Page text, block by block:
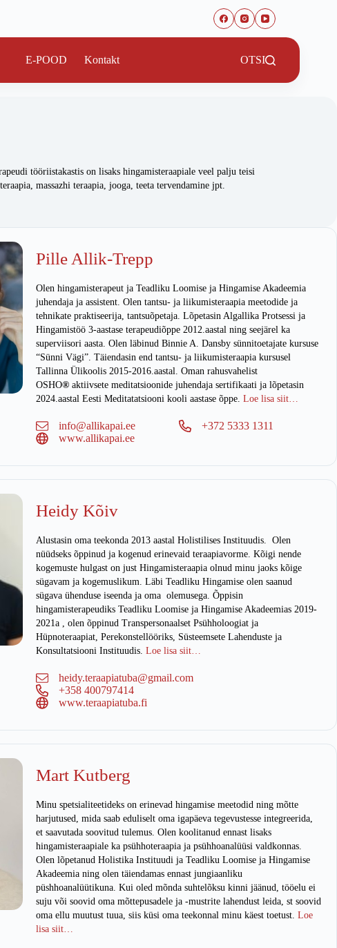
E-POOD Kontakt OTSI
tööriistakastis on lisaks hingamisteraapiale veel palju teisi
massazhi teraapia, jooga, teeta tervendamine jpt.
Pille Allik-Trepp
Olen hingamisterapeut ja Teadliku Loomise ja Hingamise Akadeemia
juhendaja ja assistent. Olen tantsu- ja liikumisteraapia meetodide ja
tehnikate praktiseerija, tantsuõpetaja. Lõpetasin Algallika Protsessi ja
Hingamistöö 3-aastase terapeudiõppe 2012.aastal ning seejärel ka
superviisori aasta. Olen läbinud Binnie A. Dansby sünnitoetajate kursuse
“Sünni Vägi”. Täiendasin end tantsu- ja liikumisteraapia kursusel
Tallinna Ülikoolis 2015-2016.aastal. Oman rahusvahelist
OSHO®aktiivsete meditatsioonide juhendaja sertifikaati ja lõpetasin
2024.aastal Eesti Meditatatsiooni kooli aastase õppe. Loe lisa siit…
info@allikapai.ee
+372 5333 1311
www.allikapai.ee
Heidy Kõiv
Alustasin oma teekonda 2013 aastal Holistilises Instituudis. Olen
nüüdseks õppinud ja kogenud erinevaid teraapiavorme. Kõigi nende
kogemuste hulgast on just Hingamisteraapia olnud minu jaoks kõige
sügavam ja kogemuslikum. Läbi Teadliku Hingamise olen saanud
sügava ühenduse iseenda ja oma olemusega. Õppisin
hingamisterapeudiks Teadliku Loomise ja Hingamise Akadeemias 2019-
2021a , olen õppinud Transpersonaalset Psühholoogiat ja
Hüpnoteraapiat, Perekonstellööriks, Süsteemsete Lahenduste ja
Konsultatsiooni Instituudis. Loe lisa siit…
heidy.teraapiatuba@gmail.com
+358 400797414
www.teraapiatuba.fi
Mart Kutberg
Minu spetsialiteetideks on erinevad hingamise meetodid ning mõtte
harjutused, mida saab eduliselt oma igapäeva tegevustesse integreerida,
et saavutada soovitud tulemus. Olen koolitanud ennast lisaks
hingamisteraapiale ka psühhoteraapia ja psühhoanalüüsi valdkonnas.
Olen lõpetanud Holistika Instituudi ja Teadliku Loomise ja Hingamise
Akadeemia ning olen täiendamas ennast jungiaanliku
püshhoanalüütikuna. Kui oled mõnda suhtelõksu kinni jäänud, tööelu ei
suju või soovid oma mõttepusadele ja -mustrite lahendust leida, st soovid
oma ellu muutust tuua, siis küsi oma teekonnal minu käest toetust. Loe
lisa siit…